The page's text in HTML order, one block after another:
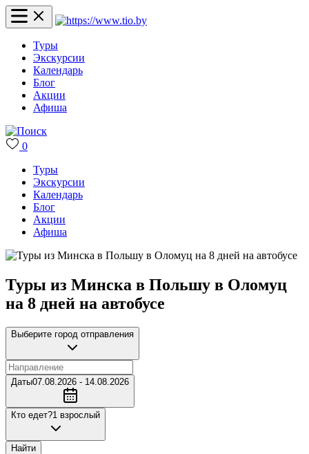
Туры
Экскурсии
Календарь
Блог
Акции
Афиша
0
Туры
Экскурсии
Календарь
Блог
Акции
Афиша
Туры из Минска в Польшу в Оломуц
на 8 дней на автобусе
Выберите город отправления
Даты07.08.2026 - 14.08.2026
Кто едет?1 взрослый
Найти